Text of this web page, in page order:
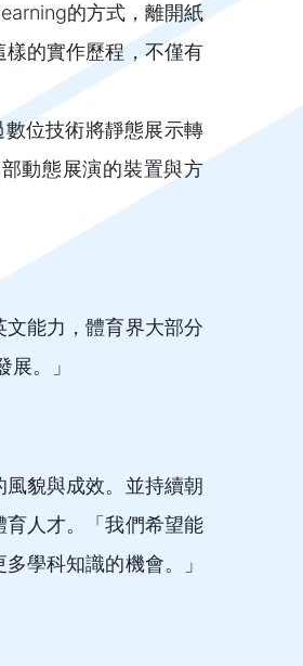
的方式，離開紙
的實作歷程，不僅有
位技術將靜態展示轉
動態展演的裝置與方
能力，體育界大部分
。」
貌與成效。並持續朝
人才。「我們希望能
學科知識的機會。」